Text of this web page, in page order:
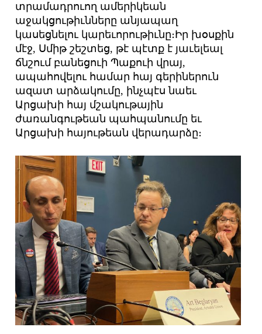
տրամադրուող ամերիկեան
աջակցութիւնները անյապաղ
կասեցնելու կարեւորութիւնը։Իր խօսքին
մէջ, Սմիթ շեշտեց, թէ պէտք է յաւելեալ
ճնշում բանեցուի Պաքուի վրայ,
ապահովելու համար հայ գերիներուն
ազատ արձակումը, ինչպէս նաեւ
Արցախի հայ մշակութային
ժառանգութեան պահպանումը եւ
Արցախի հայութեան վերադարձը։